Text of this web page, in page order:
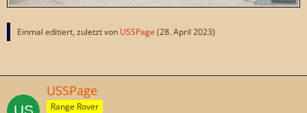
Einmal editiert, zuletzt von USSPage (28. April 2023)
USSPage
Range Rover